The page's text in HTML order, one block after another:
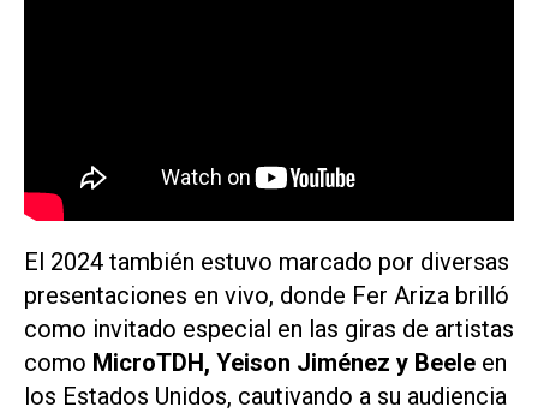
El 2024 también estuvo marcado por diversas
presentaciones en vivo, donde Fer Ariza brilló
como invitado especial en las giras de artistas
como MicroTDH, Yeison Jiménez y Beele en
los Estados Unidos, cautivando a su audiencia